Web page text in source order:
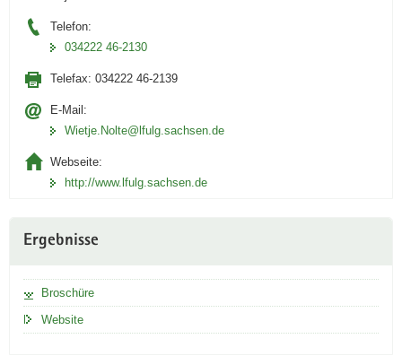
Telefon:
034222 46-2130
Telefax: 034222 46-2139
E-Mail:
Wietje.Nolte@lfulg.sachsen.de
Webseite:
http://www.lfulg.sachsen.de
Ergebnisse
Broschüre
Website